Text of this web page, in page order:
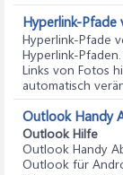
Hyperlink-Pfade
Hyperlink-Pfade
Hyperlink-
Links von Fotos
automatisch
Outlook Handy
Outlook Hilfe
Outlook Handy
Outlook für